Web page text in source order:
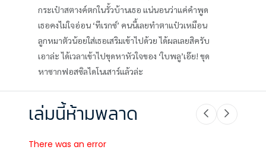
กระเป๋าสตางค์ตกในรั้วบ้านเธอ แน่นอนว่าแค่คำพูด
เธอคงไม่ใจอ่อน ‘ทีเรกซ์’ คนนี้เลยทำตาแป๋วเหมือน
ลูกหมาตัวน้อยใส่เธอเสริมเข้าไปด้วย ได้ผลเลยสิครับ
เอาล่ะ ได้เวลาเข้าไปขุดหาหัวใจของ ‘ใบพลู’เอ๊ย! ขุด
หาซากฟอสซิลไดโนเสาร์แล้วล่ะ
เล่มนี้ห้ามพลาด
There was an error